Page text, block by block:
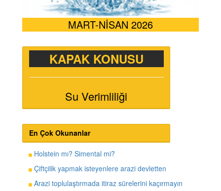
MART-NİSAN 2026
KAPAK KONUSU
Su Verimliliği
En Çok Okunanlar
Holstein mı? Simental mi?
Çiftçilik yapmak isteyenlere arazi devletten
Arazi toplulaştırmada itiraz sürelerini kaçırmayın